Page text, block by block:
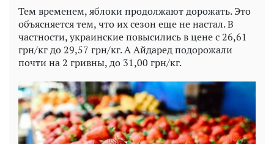
Тем временем, яблоки продолжают дорожать. Это
объясняется тем, что их сезон еще не настал. В
частности, украинские повысились в цене с 26,61
грн/кг до 29,57 грн/кг. А Айдаред подорожали
почти на 2 гривны, до 31,00 грн/кг.